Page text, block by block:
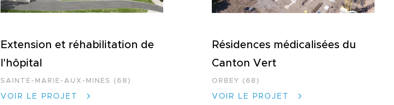
Extension et réhabilitation de
l'hôpital
SAINTE-MARIE-AUX-MINES (68)
VOIR LE PROJET
Résidences médicalisées du
Canton Vert
ORBEY (68)
VOIR LE PROJET